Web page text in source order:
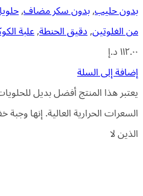
بدون حليب,بدون سكر مضاف,
من الغلوتين,دقيق الحنطة,علبة
١١٢.٠٠د.إ
إضافة إلى السلة
يعتبر هذا المنتج أفضل بديل
السعرات الحرارية العالية. إنها
الذين لا